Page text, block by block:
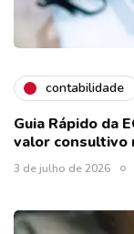
contabilidade
Guia Rápido da
valor consultivo
3 de julho de 2026